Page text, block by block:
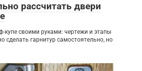
рассчитать двери
купе своими руками: чертежи и этапы
сделать гарнитур самостоятельно, но